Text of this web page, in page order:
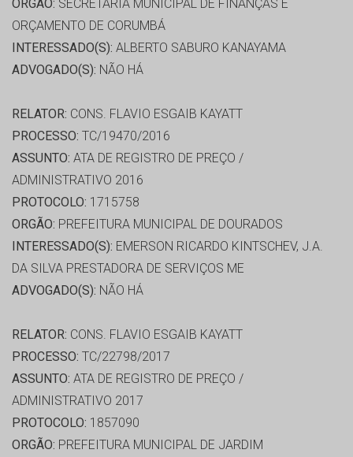
ORGÃO: SECRETARIA MUNICIPAL DE FINANÇAS E
ORÇAMENTO DE CORUMBÁ
INTERESSADO(S): ALBERTO SABURO KANAYAMA
ADVOGADO(S): NÃO HÁ
RELATOR: CONS. FLAVIO ESGAIB KAYATT
PROCESSO: TC/19470/2016
ASSUNTO: ATA DE REGISTRO DE PREÇO /
ADMINISTRATIVO 2016
PROTOCOLO: 1715758
ORGÃO: PREFEITURA MUNICIPAL DE DOURADOS
INTERESSADO(S): EMERSON RICARDO KINTSCHEV, J.A.
DA SILVA PRESTADORA DE SERVIÇOS ME
ADVOGADO(S): NÃO HÁ
RELATOR: CONS. FLAVIO ESGAIB KAYATT
PROCESSO: TC/22798/2017
ASSUNTO: ATA DE REGISTRO DE PREÇO /
ADMINISTRATIVO 2017
PROTOCOLO: 1857090
ORGÃO: PREFEITURA MUNICIPAL DE JARDIM